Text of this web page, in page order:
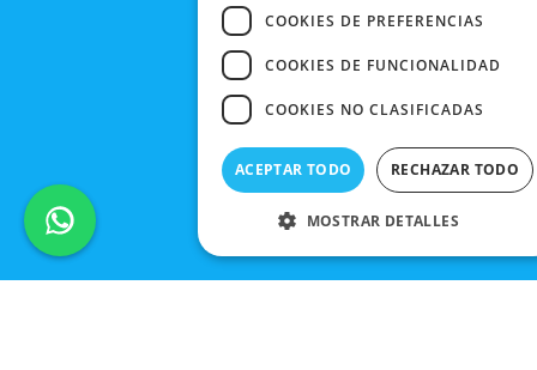
COOKIES DE PREFERENCIAS
COOKIES DE FUNCIONALIDAD
COOKIES NO CLASIFICADAS
ACEPTAR TODO RECHAZAR TODO
MOSTRAR DETALLES